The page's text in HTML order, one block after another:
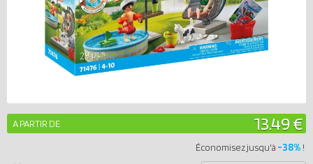
A PARTIR DE 13.49 €
Économisez jusqu'à -38% !